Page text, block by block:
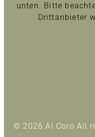
unten. Bitte
Drittanbieter
© 2026 Al Coro All